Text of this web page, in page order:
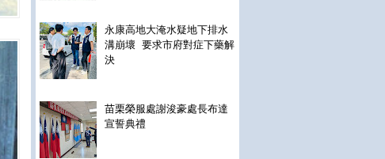
永康高地大淹水疑地下排水
溝崩壞 要求市府對症下藥解
決
苗栗榮服處謝浚豪處長布達
宣誓典禮